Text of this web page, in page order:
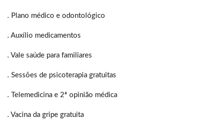
. Plano médico e odontológico
. Auxílio medicamentos
. Vale saúde para familiares
. Sessões de psicoterapia gratuitas
. Telemedicina e 2ª opinião médica
. Vacina da gripe gratuita